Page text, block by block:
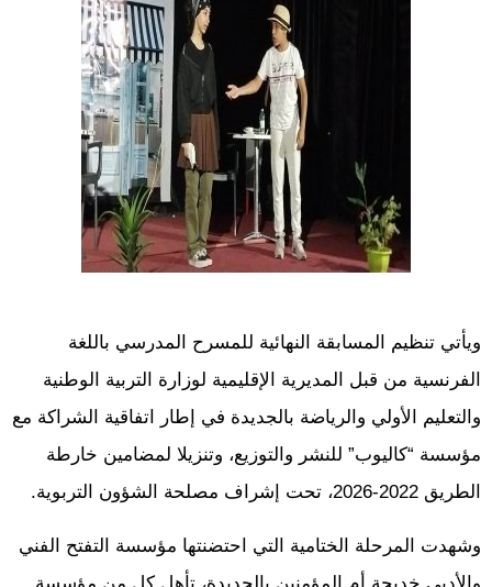
ويأتي تنظيم المسابقة النهائية للمسرح المدرسي باللغة
الفرنسية من قبل المديرية الإقليمية لوزارة التربية الوطنية
والتعليم الأولي والرياضة بالجديدة في إطار اتفاقية الشراكة مع
مؤسسة “كاليوب” للنشر والتوزيع، وتنزيلا لمضامين خارطة
الطريق 2022-2026، تحت إشراف مصلحة الشؤون التربوية.
وشهدت المرحلة الختامية التي احتضنتها مؤسسة التفتح الفني